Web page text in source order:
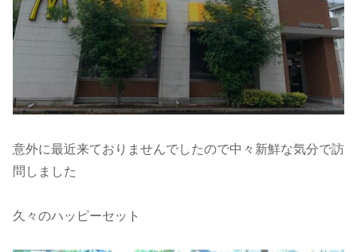
意外に最近来ておりませんでしたので中々新鮮な気分で訪
問しました
久々のハッピーセット